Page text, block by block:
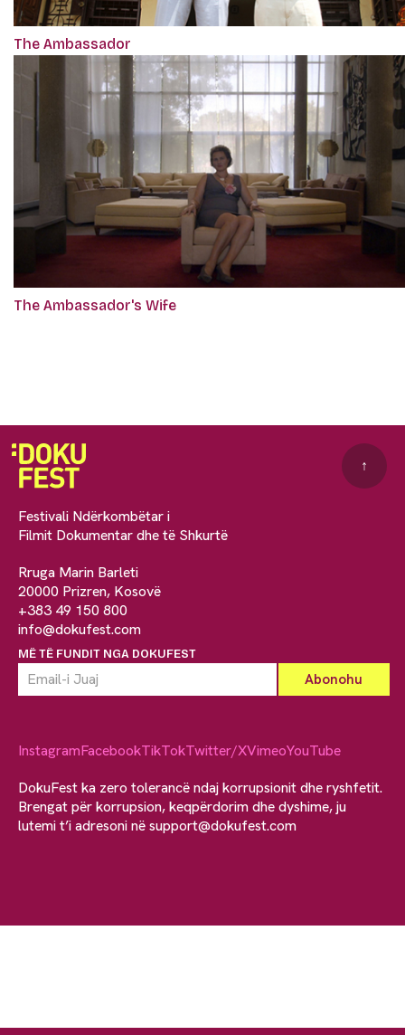
The Ambassador
The Ambassador's Wife
Festivali Ndërkombëtar i
Filmit Dokumentar dhe të Shkurtë
Rruga Marin Barleti
20000 Prizren, Kosovë
+383 49 150 800
info@dokufest.com
MË TË FUNDIT NGA DOKUFEST
↑
InstagramFacebookTikTokTwitter/XVimeoYouTube
DokuFest ka zero tolerancë ndaj korrupsionit dhe ryshfetit.
Brengat për korrupsion, keqpërdorim dhe dyshime, ju
lutemi t’i adresoni nësupport@dokufest.com